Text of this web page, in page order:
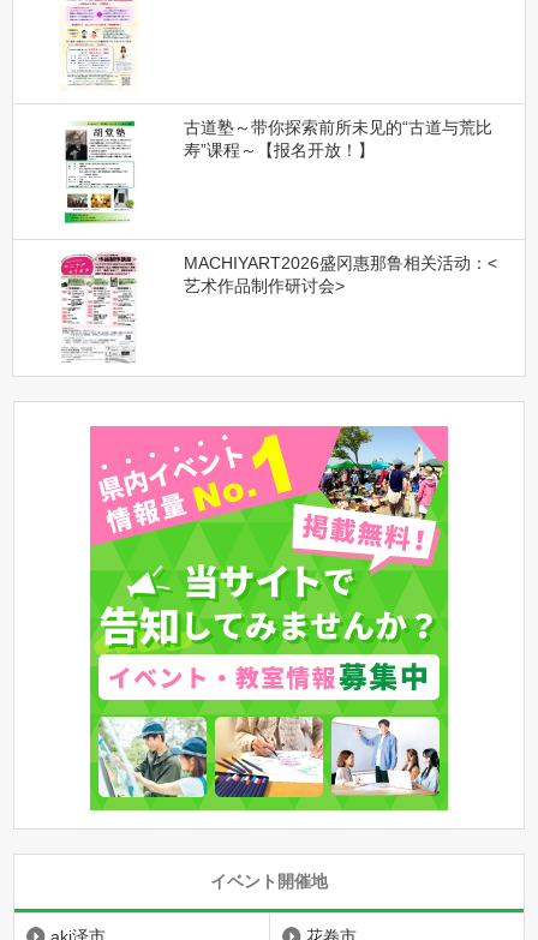
古道塾～带你探索前所未见的“古道与荒比
寿”课程～【报名开放！】
MACHIYART2026盛冈惠那鲁相关活动：<
艺术作品制作研讨会>
イベント開催地
aki泽市 花卷市